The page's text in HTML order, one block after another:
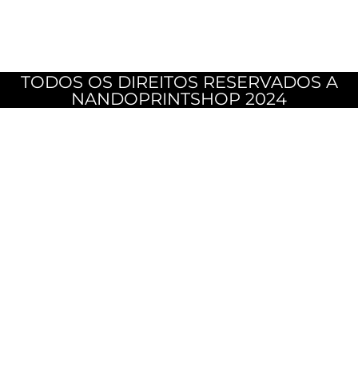
TODOS OS DIREITOS RESERVADOS A
NANDOPRINTSHOP 2024